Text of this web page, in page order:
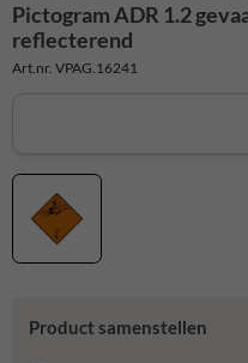
Pictogram ADR 1.2
reflecterend
Art.nr. VPAG.16241
Product samenstellen